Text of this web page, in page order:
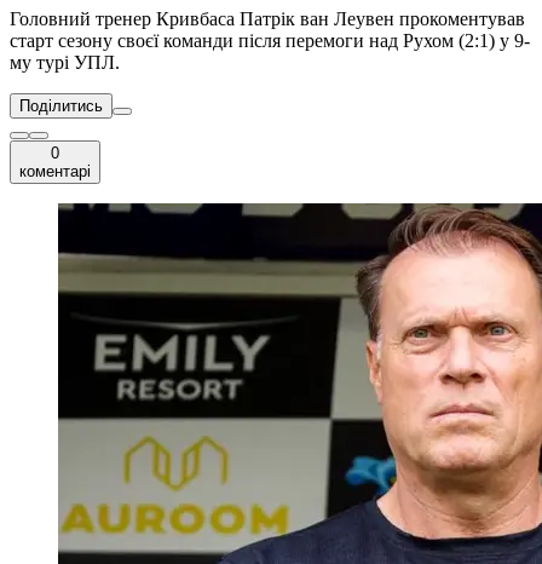
Головний тренер Кривбаса Патрік ван Леувен прокоментував
старт сезону своєї команди після перемоги над Рухом (2:1) у 9-
му турі УПЛ.
Поділитись
0
коментарі